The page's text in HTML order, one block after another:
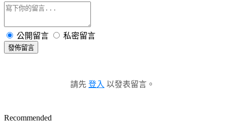
公開留言 私密留言
發佈留言
請先 登入 以發表留言。
Recommended